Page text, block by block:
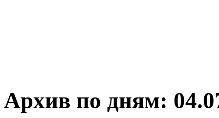
Архив по дням: